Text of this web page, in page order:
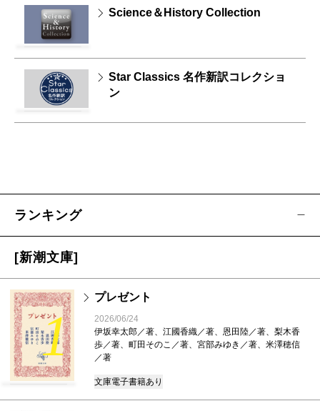
Science＆History Collection
Star Classics 名作新訳コレクショ
ン
ランキング
[新潮文庫]
1
プレゼント
2026/06/24
伊坂幸太郎／著、江國香織／著、恩田陸／著、梨木香
歩／著、町田そのこ／著、宮部みゆき／著、米澤穂信
／著
文庫電子書籍あり